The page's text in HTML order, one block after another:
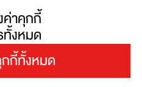
ะสิทธิภาพและ
และเข้าชม การใช้งาน
มยินยอมในการใช้คุกกี้
องเรา
ค่าคุกกี้
ทั้งหมด
กี้ทั้งหมด